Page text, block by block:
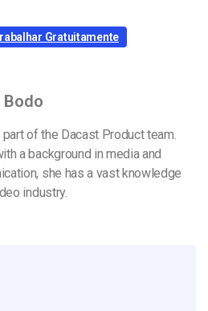
Gratuitamente
Bodo
part of the Dacast Product team.
a background in media and
she has a vast knowledge
industry.